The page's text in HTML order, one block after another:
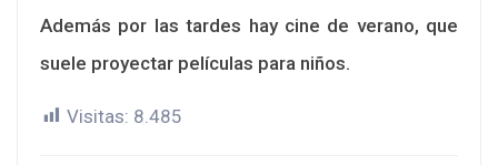
Además por las tardes hay cine de verano, que
suele proyectar películas para niños.
Visitas: 8.485